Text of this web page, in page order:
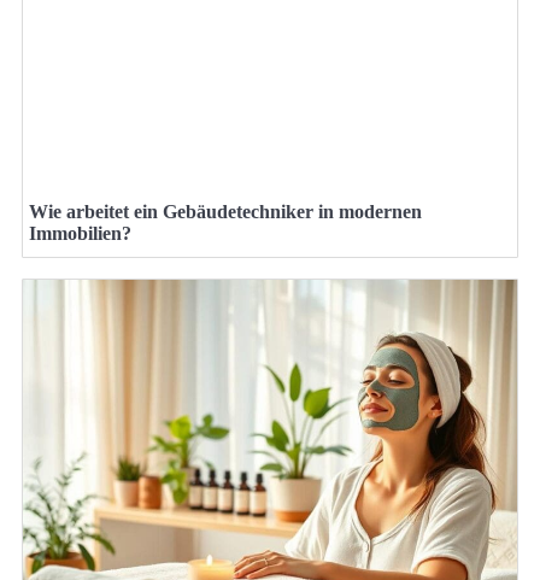
Wie arbeitet ein Gebäudetechniker in modernen
Immobilien?